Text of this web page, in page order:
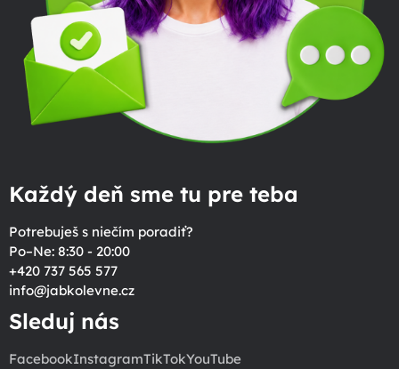
Každý deň sme tu pre teba
Potrebuješ s niečím poradiť?
Po–Ne: 8:30 - 20:00
+420 737 565 577
info@jabkolevne.cz
Sleduj nás
FacebookInstagramTikTokYouTube